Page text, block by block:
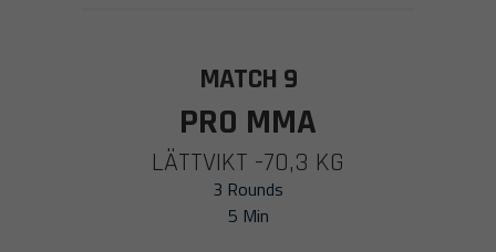
MATCH 9
PRO MMA
LÄTTVIKT -70,3 KG
3 Rounds
5 Min